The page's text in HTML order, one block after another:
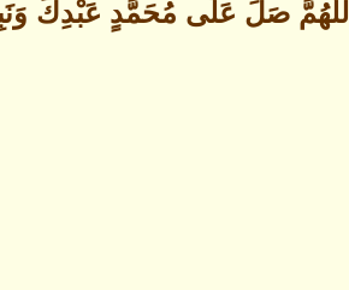
اللَّهُمَّ صَلِّ عَلَى مُحَمَّدٍ عَبْدِكَ